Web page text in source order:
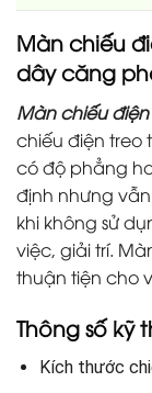
Màn chiếu
dây căng
Màn chiếu điện
chiếu điện treo
có độ phẳng
định nhưng
khi không sử
việc, giải trí.
thuận tiện cho
Thông số kỹ
Kích thước